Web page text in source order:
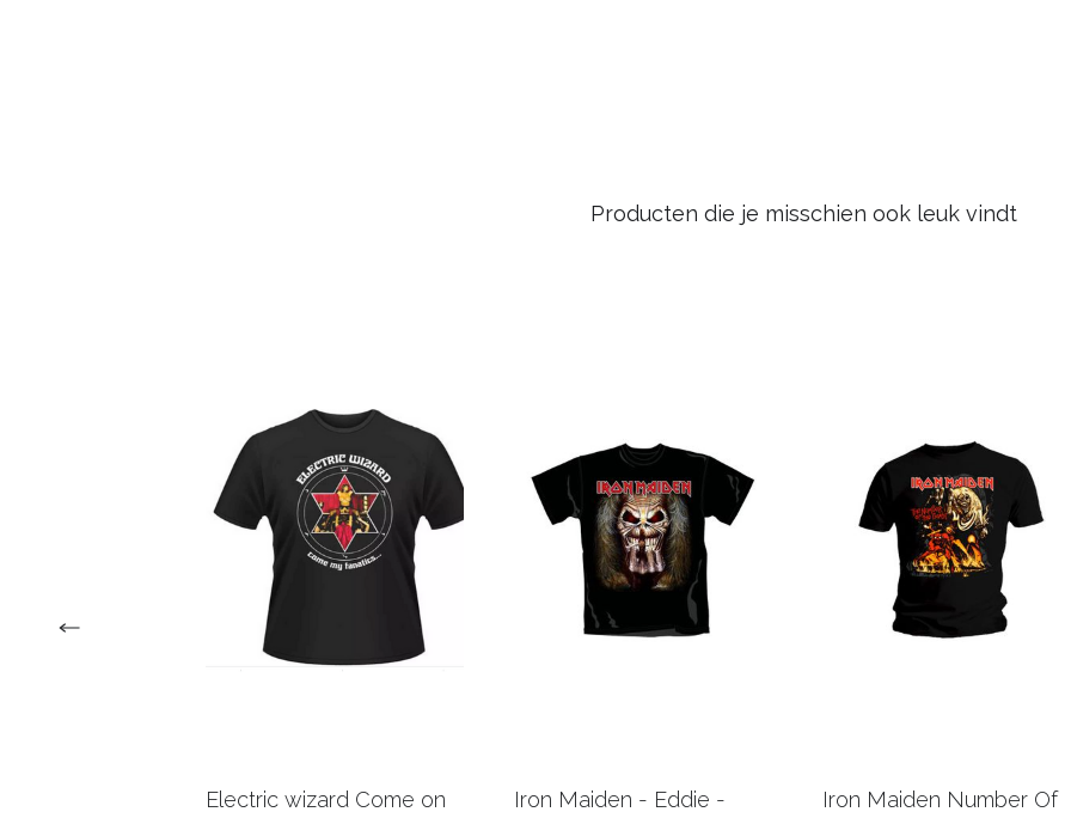
Producten die je misschien ook leuk vindt
Electric wizard Come on
Iron Maiden - Eddie -
Iron Maiden Number Of